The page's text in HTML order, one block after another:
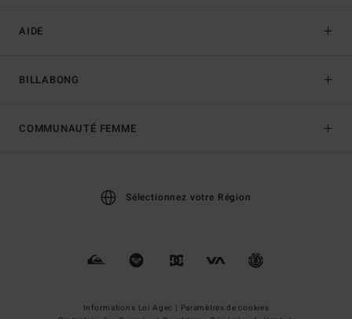
AIDE
BILLABONG
COMMUNAUTÉ FEMME
Sélectionnez votre Région
Informations Loi Agec | Paramètres de cookies